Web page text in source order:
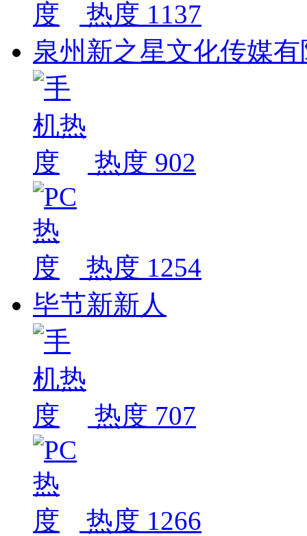
热度 1137
泉州新之星文化传媒
热度 902
热度 1254
毕节新新人
热度 707
热度 1266